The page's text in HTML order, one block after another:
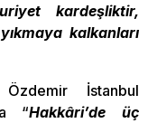
kardeşliktir,
kalkanları
İstanbul
“Hakkâri’de üç